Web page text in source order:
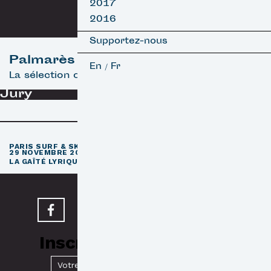
2017
2016
Supportez-nous
En / Fr
Palmarès
La sélection officielle
Jury
PARIS SURF & SKATEBOARD FILM FESTIVAL
29 NOVEMBRE 2026
LA GAÎTÉ LYRIQUE · PARIS 3
Inscrivez-vous à notre